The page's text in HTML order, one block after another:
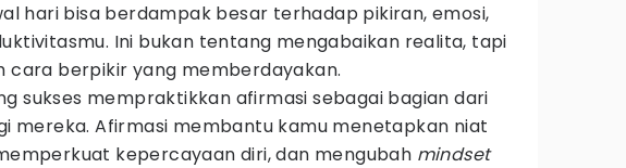
hari bisa berdampak besar terhadap pikiran, emosi,
Ini bukan tentang mengabaikan realita, tapi
cara berpikir yang memberdayakan.
sukses mempraktikkan afirmasi sebagai bagian dari
mereka. Afirmasi membantu kamu menetapkan niat
kepercayaan diri, dan mengubah mindset